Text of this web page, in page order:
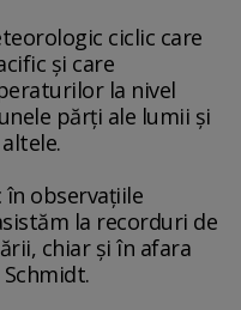
ciclic care
şi care
la nivel
părţi ale lumii şi
în observaţiile
la recorduri de
chiar şi în afara